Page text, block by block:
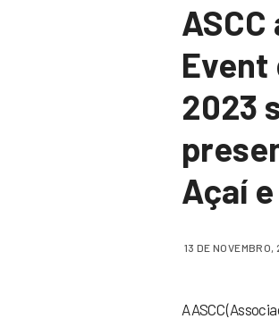
Event
2023
Açaí
13 DE NOVEMBRO,
A ASCC